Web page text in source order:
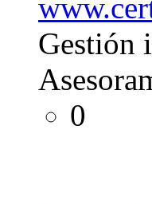
Gestión
0